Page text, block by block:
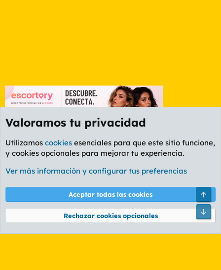
Foro General
Cookies
PL OLDSTYLE AMARILLO
Términos y reglas Política de privacidad Ayuda
Community platform by XenForo® © 2010-2026 XenForo Ltd.
Valoramos tu privacidad
Utilizamos cookies esenciales para que este sitio funcione,
y cookies opcionales para mejorar tu experiencia.
Ver más información y configurar tus preferencias
Aceptar todas las cookies
Rechazar cookies opcionales
Pie